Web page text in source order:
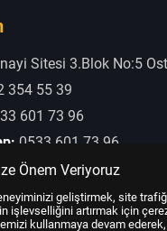
Sitesi 3.Blok No:5
354 55 39
601 73 96
0533 601 73 96
Önem Veriyoruz
geliştirmek, site
işlevselliğini artırmak için
kullanmaya devam